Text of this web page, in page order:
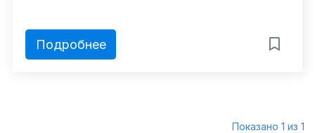
Подробнее
Показано 1 из 1